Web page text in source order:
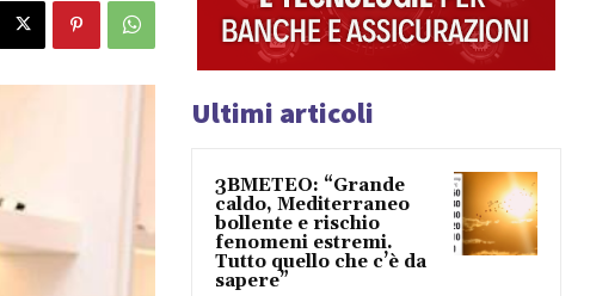
Ultimi articoli
3BMETEO: “Grande
caldo, Mediterraneo
bollente e rischio
fenomeni estremi.
Tutto quello che c’è da
sapere”